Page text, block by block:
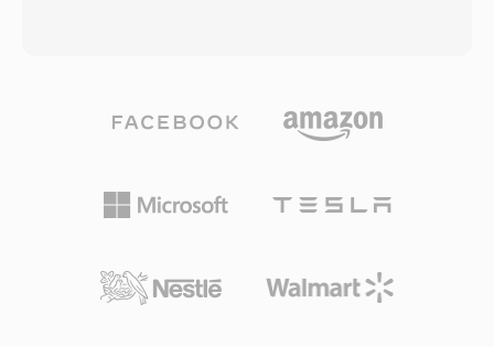
Vorbis selama bertahun-tahun sebagai codec
streaming utamanya karena alasan ini. Format
bitrate rendah dengan lebih baik dibanding
tetap populer dalam video game di mana
penyimpanan terbatas dan ribuan efek suara
lainnya — dalam satu wrapper yang terpadu.
audio bersama metadata yang kaya termasuk
layout channel, region penanda, anotasi, dan
penanganan rekaman yang sangat panjang: